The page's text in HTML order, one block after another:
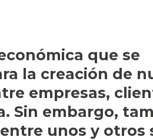
que se
la creación de
empresas,
Sin embargo,
unos y otros